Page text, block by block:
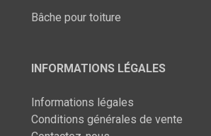
Bâche pour toiture
INFORMATIONS LÉGALES
Informations légales
Conditions générales de vente